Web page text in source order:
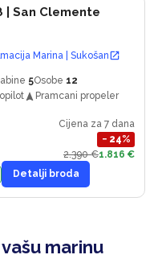
| San Clemente
Marina | Sukošan
5Osobe 12
Pramcani propeler
Cijena za 7 dana
− 24%
2.390 €1.816 €
Detalji broda
marinu